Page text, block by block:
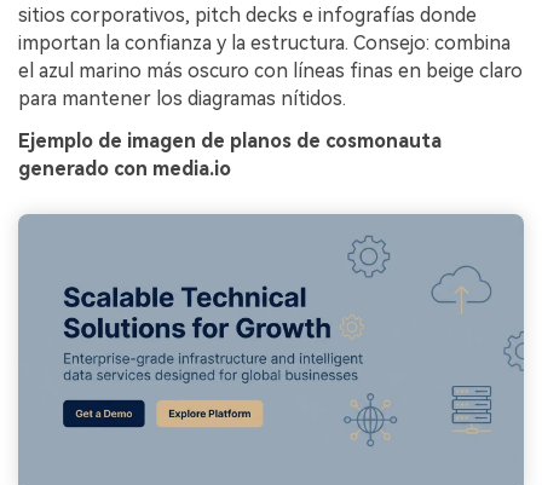
sitios corporativos, pitch decks e infografías donde
importan la confianza y la estructura. Consejo: combina
el azul marino más oscuro con líneas finas en beige claro
para mantener los diagramas nítidos.
Ejemplo de imagen de planos de cosmonauta
generado con media.io